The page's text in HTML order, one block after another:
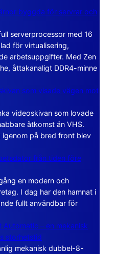
byggda för servrar och
serverprocessor med 16
för virtualisering,
arbetsuppgifter. Med Zen
åttakanaligt DDR4-minne
som visade vägen mot
videoskivan som lovade
åtkomst än VHS.
på bred front blev
från tiden före
en modern och
I dag har den hamnat i
fullt användbar för
Automatic – en mekanisk
storhetstid
mekanisk dubbel-8-